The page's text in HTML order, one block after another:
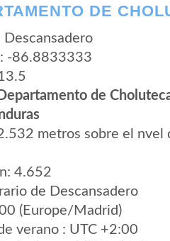
DE
Descansadero
-86.8833333
Departamento de
metros sobre el nvel
4.652
de Descansadero
(Europe/Madrid)
verano : UTC +2:00